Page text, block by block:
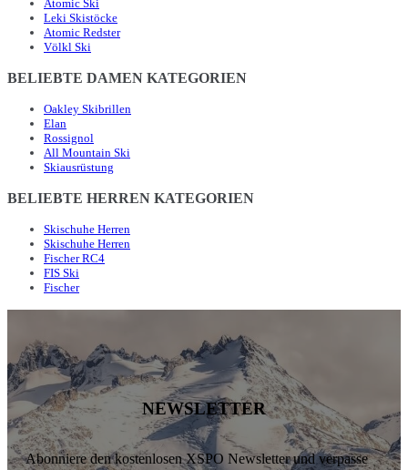
Atomic Ski
Leki Skistöcke
Atomic Redster
Völkl Ski
BELIEBTE DAMEN KATEGORIEN
Oakley Skibrillen
Elan
Rossignol
All Mountain Ski
Skiausrüstung
BELIEBTE HERREN KATEGORIEN
Skischuhe Herren
Skischuhe Herren
Fischer RC4
FIS Ski
Fischer
NEWSLETTER
Abonniere den kostenlosen XSPO Newsletter und verpasse